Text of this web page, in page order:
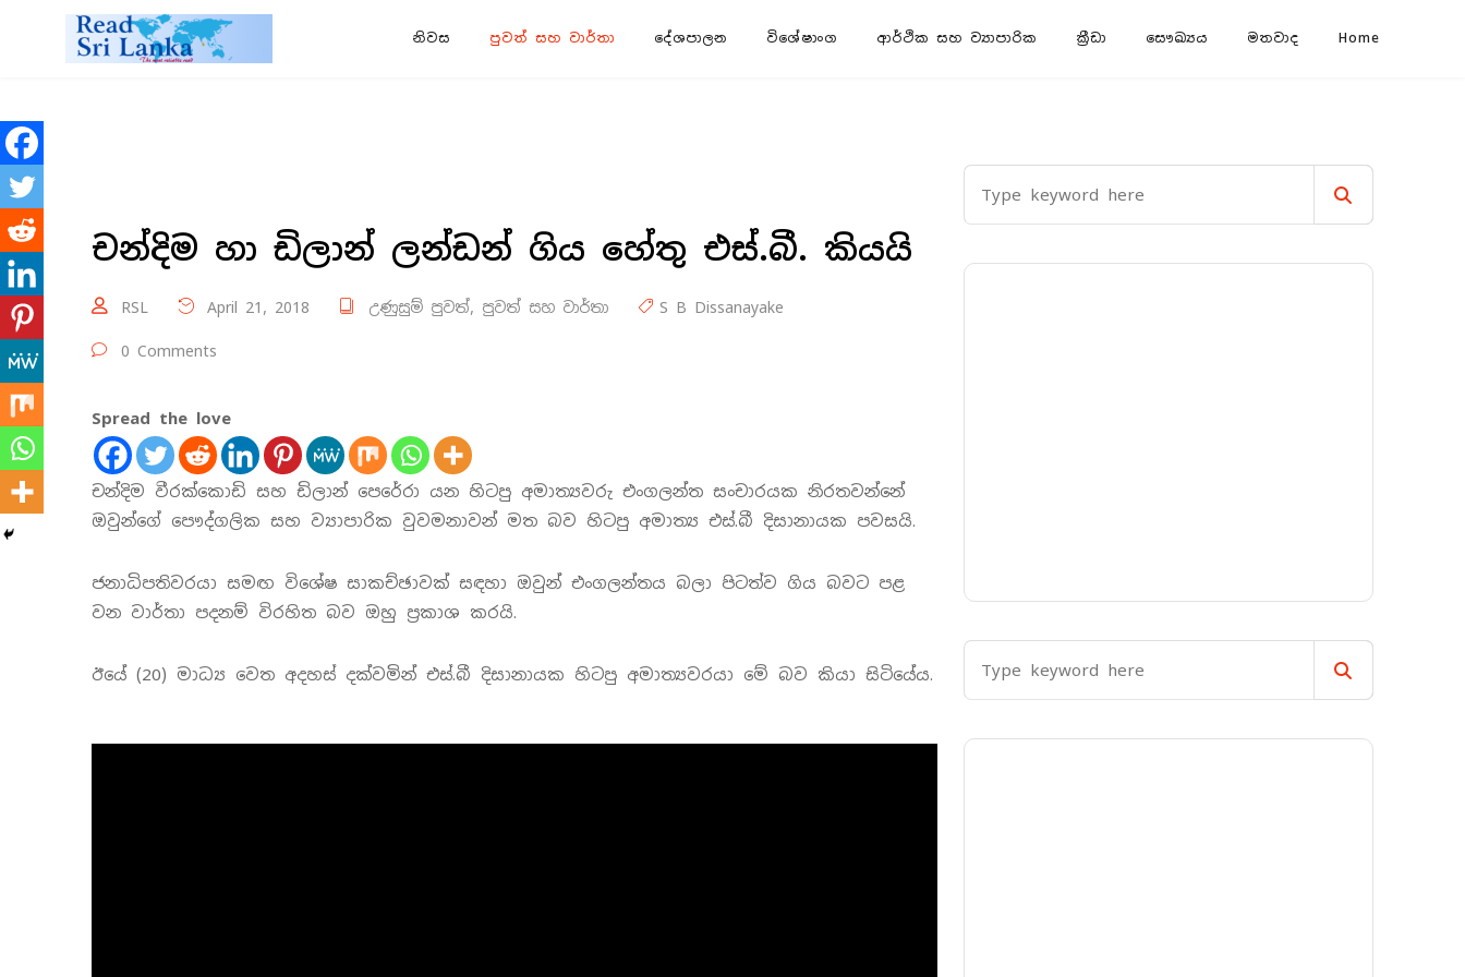
නිවස පුවත් සහ වාර්තා දේශපාලන විශේෂාංග ආර්ථික සහ ව්‍යාපාරික ක්‍රීඩා සෞඛ්‍යය මතවාද Home
චන්දිම හා ඩිලාන් ලන්ඩන් ගිය හේතු එස්.බී. කියයි
RSL April 21, 2018 උණුසුම් පුවත්, පුවත් සහ වාර්තා S B Dissanayake
0 Comments
Spread the love
චන්දිම වීරක්කොඩි සහ ඩිලාන් පෙරේරා යන හිටපු අමාත්‍යවරු එංගලන්ත සංචාරයක නිරතවන්නේ
ඔවුන්ගේ පෞද්ගලික සහ ව්‍යාපාරික වුවමනාවන් මත බව හිටපු අමාත්‍ය එස්.බී දිසානායක පවසයි.
ජනාධිපතිවරයා සමඟ විශේෂ සාකච්ඡාවක් සඳහා ඔවුන් එංගලන්තය බලා පිටත්ව ගිය බවට පළ
වන වාර්තා පදනම් විරහිත බව ඔහු ප්‍රකාශ කරයි.
ඊයේ (20) මාධ්‍ය වෙත අදහස් දක්වමින් එස්.බී දිසානායක හිටපු අමාත්‍යවරයා මේ බව කියා සිටියේය.